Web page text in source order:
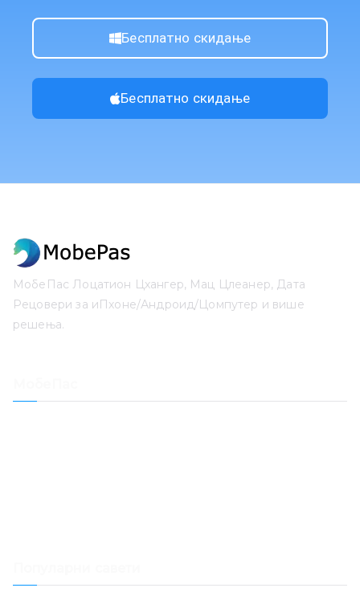
Бесплатно скидање
Бесплатно скидање
МобеПас Лоцатион Цхангер, Мац Цлеанер, Дата
Рецовери за иПхоне/Андроид/Цомпутер и више
решења.